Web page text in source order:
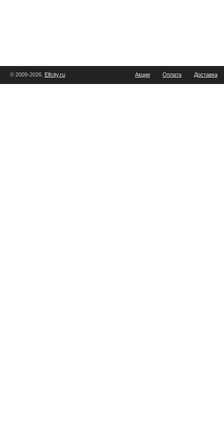
© 2009-2026. Elfcity.ru Акции Оплата Доставка